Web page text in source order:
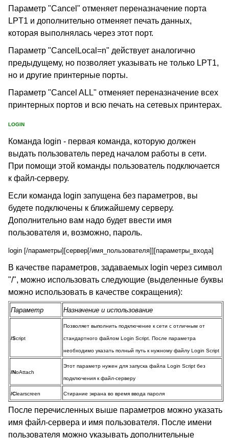
Параметр "Cancel" отменяет переназначение порта
LPT1 и дополнительно отменяет печать данных,
которая выполнялась через этот порт.
Параметр "CancelLocal=n" действует аналогично
предыдущему, но позволяет указывать не только LPT1,
но и другие принтерные порты.
Параметр "Cancel ALL" отменяет переназначение всех
принтерных портов и всю печать на сетевых принтерах.
LOGIN
Команда login - первая команда, которую должен
выдать пользователь перед началом работы в сети.
При помощи этой команды пользователь подключается
к файл-серверу.
Если команда login запущена без параметров, вы
будете подключены к ближайшему серверу.
Дополнительно вам надо будет ввести имя
пользователя и, возможно, пароль.
login [/параметры][сервер[/имя_пользователя]][параметры_входа]
В качестве параметров, задаваемых login через символ
"/", можно использовать следующие (выделенные буквы
можно использовать в качестве сокращения):
Параметр Назначение и использование
/Script
Позволяет выполнить подключение к сети с отличным от
стандартного файлом Login Script. После параметра
необходимо указать полный путь к нужному файлу Login Script
/NoAttach
Этот параметр нужен для запуска файла Login Script без
подключения к файл-серверу
/Clearscreen Стирание экрана во время ввода пароля
После перечисленных выше параметров можно указать
имя файл-сервера и имя пользователя. После имени
пользователя можно указывать дополнительные